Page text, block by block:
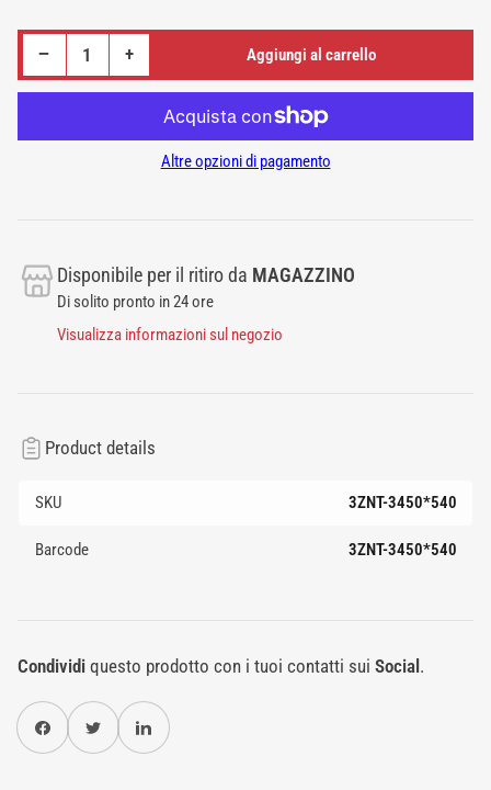
−Riduci quantità per NASTRO TAPIS ROULANT 3450 X 540 2MM COMPATIBILE CON PANATTA ZEPHIROUS+Aumenta quantità per NASTRO TAPIS ROULANT 3450 X 540 2MM COMPATIBILE CON PANATTA ZEPHIROUS Aggiungi al carrello
Altre opzioni di pagamento
Disponibile per il ritiro da MAGAZZINO
Di solito pronto in 24 ore
Visualizza informazioni sul negozio
Product details
SKU 3ZNT-3450*540
Barcode 3ZNT-3450*540
Condividiquesto prodotto con i tuoi contatti sui Social .
Condividi su FacebookTwitterCondividi su Pinterest